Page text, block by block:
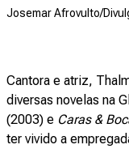
Josemar Afrovulto/
Cantora e atriz,
diversas novelas na
(2003) e Caras &
ter vivido a